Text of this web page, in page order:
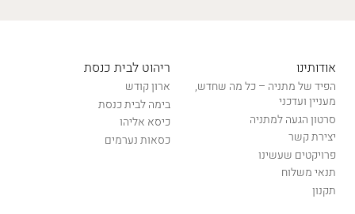
אודותינו
הפיד של מתניה – כל מה שחדש,
מעניין ועדכני
סרטון הגעה למתניה
יצירת קשר
פרויקטים שעשינו
תנאי משלוח
תקנון
ריהוט לבית כנסת
ארון קודש
בימה לבית כנסת
כיסא אליהו
כסאות נערמים